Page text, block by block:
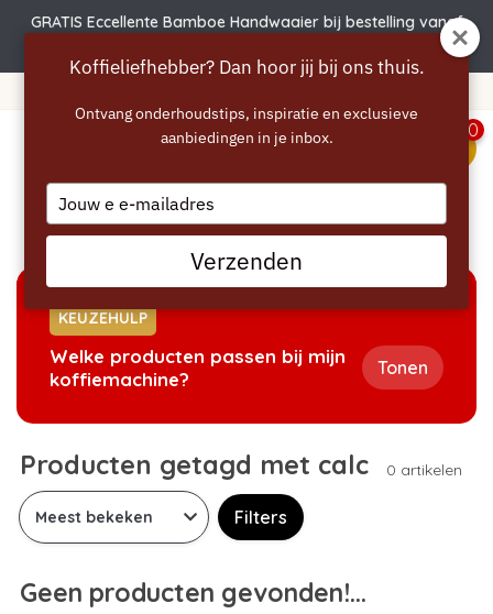
GRATIS Eccellente Bamboe Handwaaier bij bestelling vanaf
0
Home/Tags/calc
KEUZEHULP
Welke producten passen bij mijn
koffiemachine?
Tonen
Producten getagd met calc 0 artikelen
Filters
Geen producten gevonden!...
Koffieliefhebber? Dan hoor jij bij ons thuis.
Ontvang onderhoudstips, inspiratie en exclusieve
aanbiedingen in je inbox.
Type
your
email
Verzenden